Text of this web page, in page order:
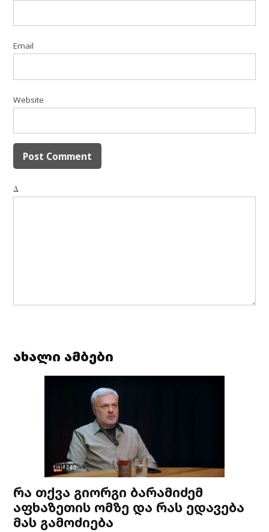
Email
Website
Δ
ახალი ამბები
რა თქვა გიორგი ბარამიძემ
აფხაზეთის ომზე და რას ედავება
მას გამოძიება